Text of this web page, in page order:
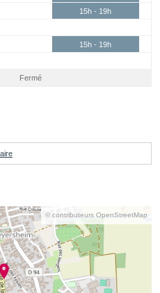
15h - 19h
15h - 19h
Fermé
© contributeurs OpenStreetMap